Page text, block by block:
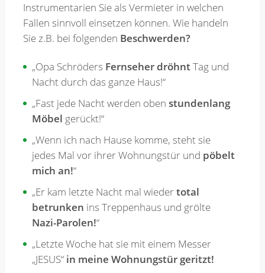
Instrumentarien Sie als Vermieter in welchen
Fällen sinnvoll einsetzen können. Wie handeln
Sie z.B. bei folgenden Beschwerden?
„Opa Schröders Fernseher dröhntTag und
Nacht durch das ganze Haus!“
„Fast jede Nacht werden oben stundenlang
Möbel gerückt!“
„Wenn ich nach Hause komme, steht sie
jedes Mal vor ihrer Wohnungstür und pöbelt
mich an!“
„Er kam letzte Nacht mal wiedertotal
betrunken ins Treppenhaus und grölte
Nazi-Parolen!“
„Letzte Woche hat sie mit einem Messer
„JESUS“ in meine Wohnungstür geritzt!